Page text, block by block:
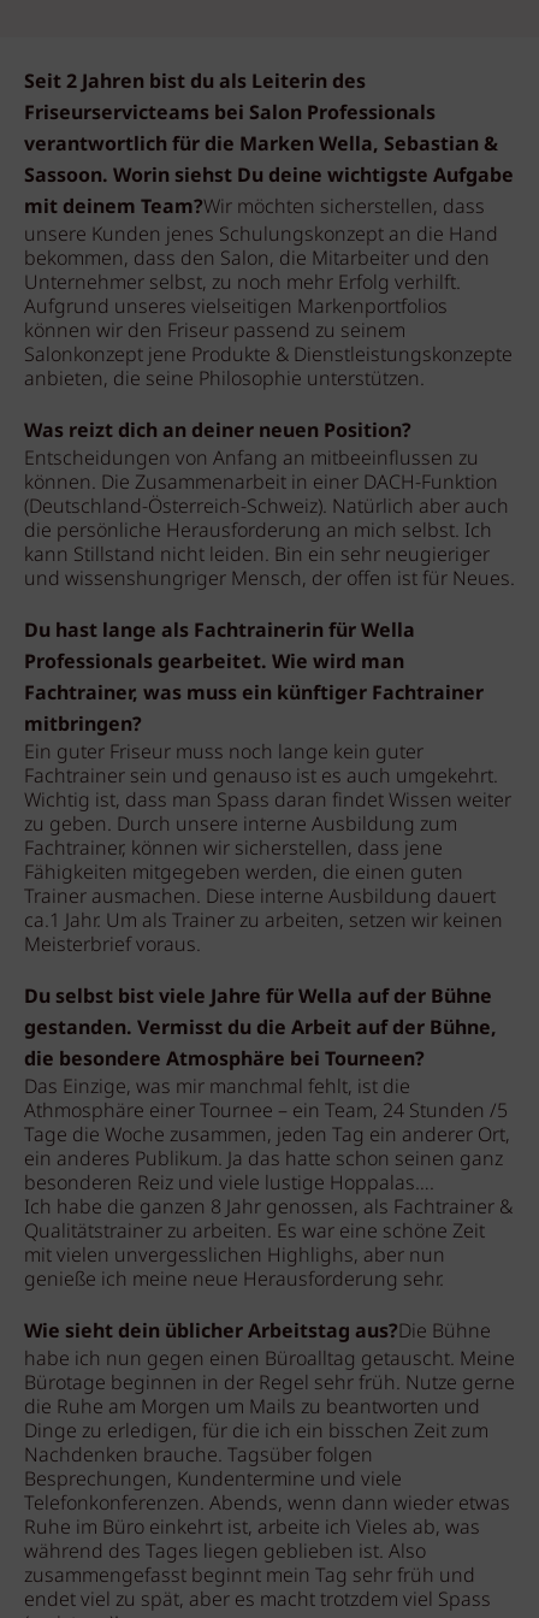
Seit 2 Jahren bist du als Leiterin des
Friseurservicteams bei Salon Professionals
verantwortlich für die Marken Wella, Sebastian &
Sassoon. Worin siehst Du deine wichtigste Aufgabe
mit deinem Team?Wir möchten sicherstellen, dass
unsere Kunden jenes Schulungskonzept an die Hand
bekommen, dass den Salon, die Mitarbeiter und den
Unternehmer selbst, zu noch mehr Erfolg verhilft.
Aufgrund unseres vielseitigen Markenportfolios
können wir den Friseur passend zu seinem
Salonkonzept jene Produkte & Dienstleistungskonzepte
anbieten, die seine Philosophie unterstützen.
Was reizt dich an deiner neuen Position?
Entscheidungen von Anfang an mitbeeinflussen zu
können. Die Zusammenarbeit in einer DACH-Funktion
(Deutschland-Österreich-Schweiz). Natürlich aber auch
die persönliche Herausforderung an mich selbst. Ich
kann Stillstand nicht leiden. Bin ein sehr neugieriger
und wissenshungriger Mensch, der offen ist für Neues.
Du hast lange als Fachtrainerin für Wella
Professionals gearbeitet. Wie wird man
Fachtrainer, was muss ein künftiger Fachtrainer
mitbringen?
Ein guter Friseur muss noch lange kein guter
Fachtrainer sein und genauso ist es auch umgekehrt.
Wichtig ist, dass man Spass daran findet Wissen weiter
zu geben. Durch unsere interne Ausbildung zum
Fachtrainer, können wir sicherstellen, dass jene
Fähigkeiten mitgegeben werden, die einen guten
Trainer ausmachen. Diese interne Ausbildung dauert
ca.1 Jahr. Um als Trainer zu arbeiten, setzen wir keinen
Meisterbrief voraus.
Du selbst bist viele Jahre für Wella auf der Bühne
gestanden. Vermisst du die Arbeit auf der Bühne,
die besondere Atmosphäre bei Tourneen?
Das Einzige, was mir manchmal fehlt, ist die
Athmosphäre einer Tournee – ein Team, 24 Stunden /5
Tage die Woche zusammen, jeden Tag ein anderer Ort,
ein anderes Publikum. Ja das hatte schon seinen ganz
besonderen Reiz und viele lustige Hoppalas….
Ich habe die ganzen 8 Jahr genossen, als Fachtrainer &
Qualitätstrainer zu arbeiten. Es war eine schöne Zeit
mit vielen unvergesslichen Highlighs, aber nun
genieße ich meine neue Herausforderung sehr.
Wie sieht dein üblicher Arbeitstag aus?Die Bühne
habe ich nun gegen einen Büroalltag getauscht. Meine
Bürotage beginnen in der Regel sehr früh. Nutze gerne
die Ruhe am Morgen um Mails zu beantworten und
Dinge zu erledigen, für die ich ein bisschen Zeit zum
Nachdenken brauche. Tagsüber folgen
Besprechungen, Kundentermine und viele
Telefonkonferenzen. Abends, wenn dann wieder etwas
Ruhe im Büro einkehrt ist, arbeite ich Vieles ab, was
während des Tages liegen geblieben ist. Also
zusammengefasst beginnt mein Tag sehr früh und
endet viel zu spät, aber es macht trotzdem viel Spass